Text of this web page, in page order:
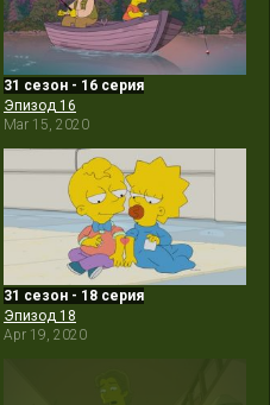
31 сезон - 16 серия
Эпизод 16
Mar 15, 2020
31 сезон - 18 серия
Эпизод 18
Apr 19, 2020